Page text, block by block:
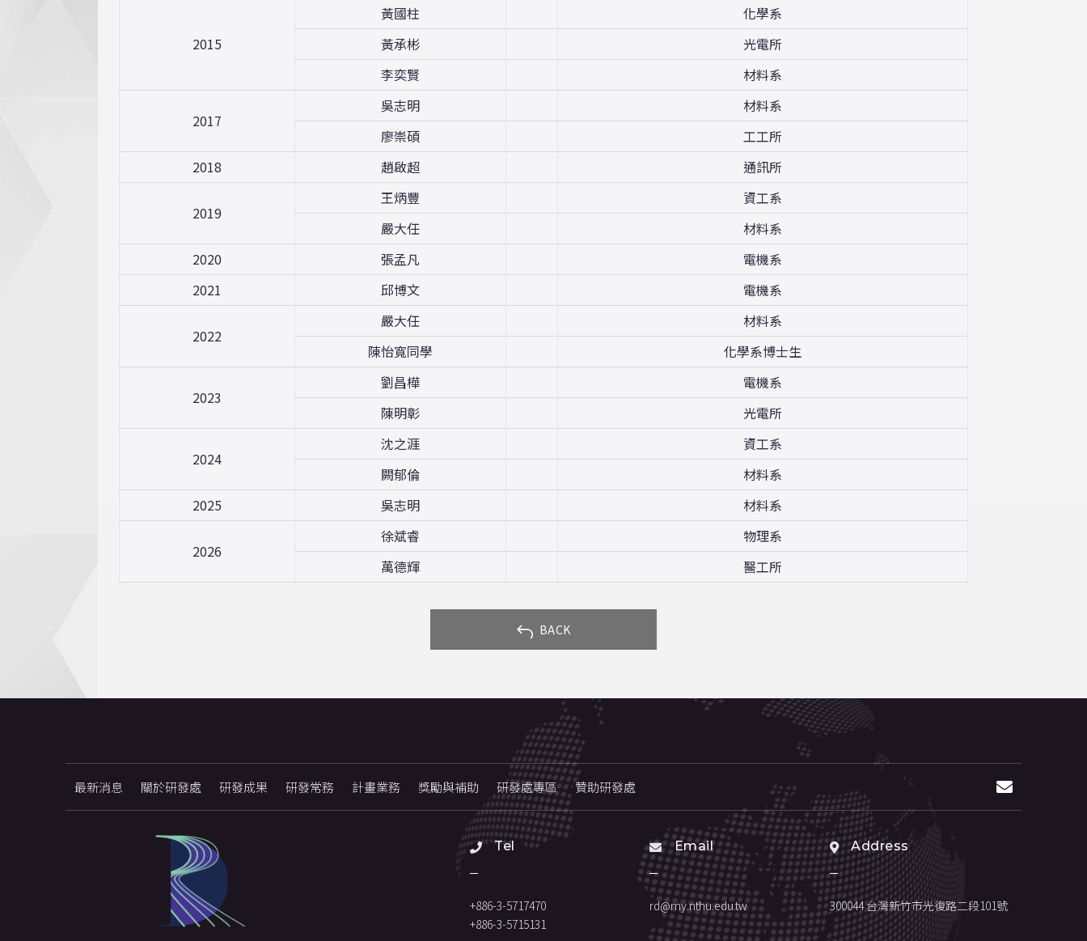
2015
黃國柱
化學系
黃承彬
光電所
李奕賢
材料系
2017
吳志明
材料系
廖崇碩
工工所
2018
趙啟超 通訊所
2019
王炳豐
資工系
嚴大任
材料系
2020
張孟凡
電機系
2021
邱博文 電機系
2022
嚴大任
材料系
陳怡寬同學
化學系博士生
2023
劉昌樺
電機系
陳明彰
光電所
2024
沈之涯
資工系
闕郁倫
材料系
2025
吳志明 材料系
2026
徐斌睿
物理系
萬德輝
醫工所
BACK
最新消息 關於研發處 研發成果 研發常務 計畫業務 獎勵與補助 研發處專區 贊助研發處
Tel
+886-3-5717470
+886-3-5715131
Email
rd@my.nthu.edu.tw
Address
300044 台灣新竹市光復路二段101號